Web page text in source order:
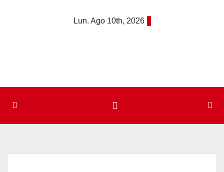
Lun. Ago 10th, 2026